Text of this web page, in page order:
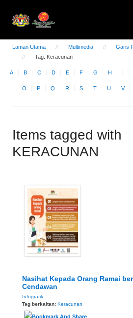
Laman Utama Multimedia
Garis
Tag: Keracunan
A B C D E F G H I
O P Q R S T U V
Items tagged with
KERACUNAN
Nasihat Kepada Orang Ramai
Cendawan
Infografik
Tag berkaitan: Keracunan